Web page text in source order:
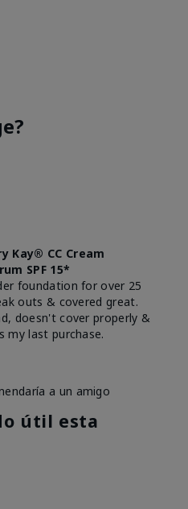
Kay® CC Cream
SPF 15*
foundation for over 25
outs & covered great.
doesn't cover properly &
my last purchase.
a un amigo
útil esta